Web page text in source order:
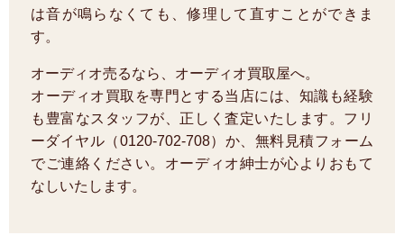
は音が鳴らなくても、修理して直すことができま
す。
オーディオ売るなら、オーディオ買取屋へ。
オーディオ買取を専門とする当店には、知識も経験
も豊富なスタッフが、正しく査定いたします。フリ
ーダイヤル（0120-702-708）か、無料見積フォーム
でご連絡ください。オーディオ紳士が心よりおもて
なしいたします。